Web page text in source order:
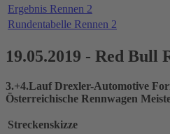
Ergebnis Rennen 2
Rundentabelle Rennen 2
19.05.2019 - Red Bull
3.+4.Lauf Drexler-Automotive
Österreichische Rennwagen
Streckenskizze